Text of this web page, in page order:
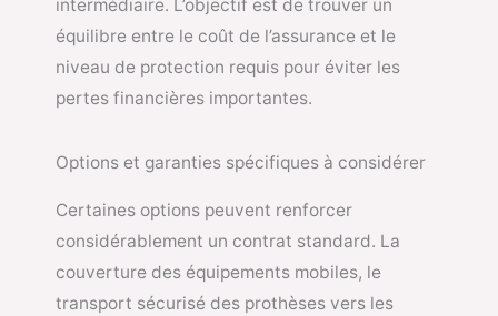
intermédiaire. L’objectif est de trouver un
équilibre entre le coût de l’assurance et le
niveau de protection requis pour éviter les
pertes financières importantes.
Options et garanties spécifiques à considérer
Certaines options peuvent renforcer
considérablement un contrat standard. La
couverture des équipements mobiles, le
transport sécurisé des prothèses vers les